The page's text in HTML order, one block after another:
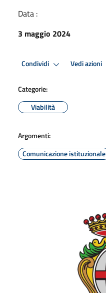
Data :
3 maggio 2024
Condividi Vedi azioni
Categorie:
Viabilità
Argomenti:
Comunicazione istituzionale